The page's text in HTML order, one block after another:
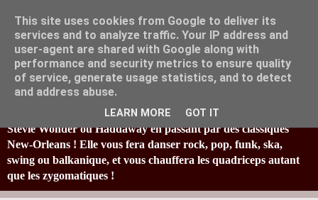
La fanfare Tahar Tag'l, originaire de Marseille, joyeusement
éclectique et à la bonne humeur typiquement locale, réinvestit
en s'amusant un paquet de standards : de Britney Spears à
Stevie Wonder ou Haddaway en passant par des classiques
New-Orleans ! Elle vous fera danser rock, pop, funk, ska,
swing ou balkanique, et vous chauffera les quadriceps autant
que les zygomatiques !
This site uses cookies from Google to deliver its
services and to analyze traffic. Your IP address and
user-agent are shared with Google along with
performance and security metrics to ensure quality
of service, generate usage statistics, and to detect
and address abuse.
LEARN MORE GOT IT